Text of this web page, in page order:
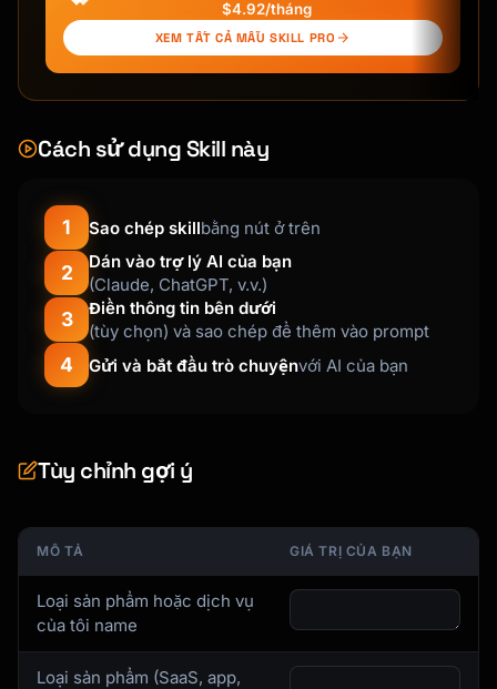
- Value: Recap benefits, address objections
## Email Templates
get started
Hi {{first_name}},
Welcome aboard! You've just joined [X] other
[users/companies]
who use {{product_name}} to [main benefit].
[Single, Clear CTA Button]
read every email.
[Signature]
$4.92/tháng
XEM TẤT CẢ MẪU SKILL PRO
Cách sử dụng Skill này
1 Sao chép skillbằng nút ở trên
2
Dán vào trợ lý AI của bạn
(Claude, ChatGPT, v.v.)
3
Điền thông tin bên dưới
(tùy chọn) và sao chép để thêm vào prompt
4 Gửi và bắt đầu trò chuyệnvới AI của bạn
Tùy chỉnh gợi ý
MÔ TẢ GIÁ TRỊ CỦA BẠN
Loại sản phẩm hoặc dịch vụ
của tôi name
Loại sản phẩm (SaaS, app,